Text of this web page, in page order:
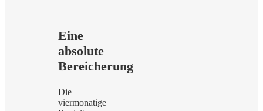
Eine
absolute
Bereicherung
Die
viermonatige